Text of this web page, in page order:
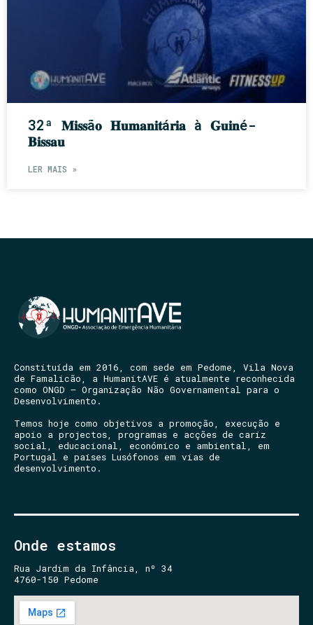
32ª 𝐌𝐢𝐬𝐬ã𝐨 𝐇𝐮𝐦𝐚𝐧𝐢𝐭á𝐫𝐢𝐚 à 𝐆𝐮𝐢𝐧é-
𝐁𝐢𝐬𝐬𝐚𝐮
LER MAIS »
Constituída em 2016, com sede em Pedome, Vila Nova
de Famalicão, a HumanitAVE é atualmente reconhecida
como ONGD – Organização Não Governamental para o
Desenvolvimento.
Temos hoje como objetivos a promoção, execução e
apoio a projectos, programas e acções de cariz
social, educacional, económico e ambiental, em
Portugal e países Lusófonos em vias de
desenvolvimento.
Onde estamos
Rua Jardim da Infância, nº 34
4760-150 Pedome